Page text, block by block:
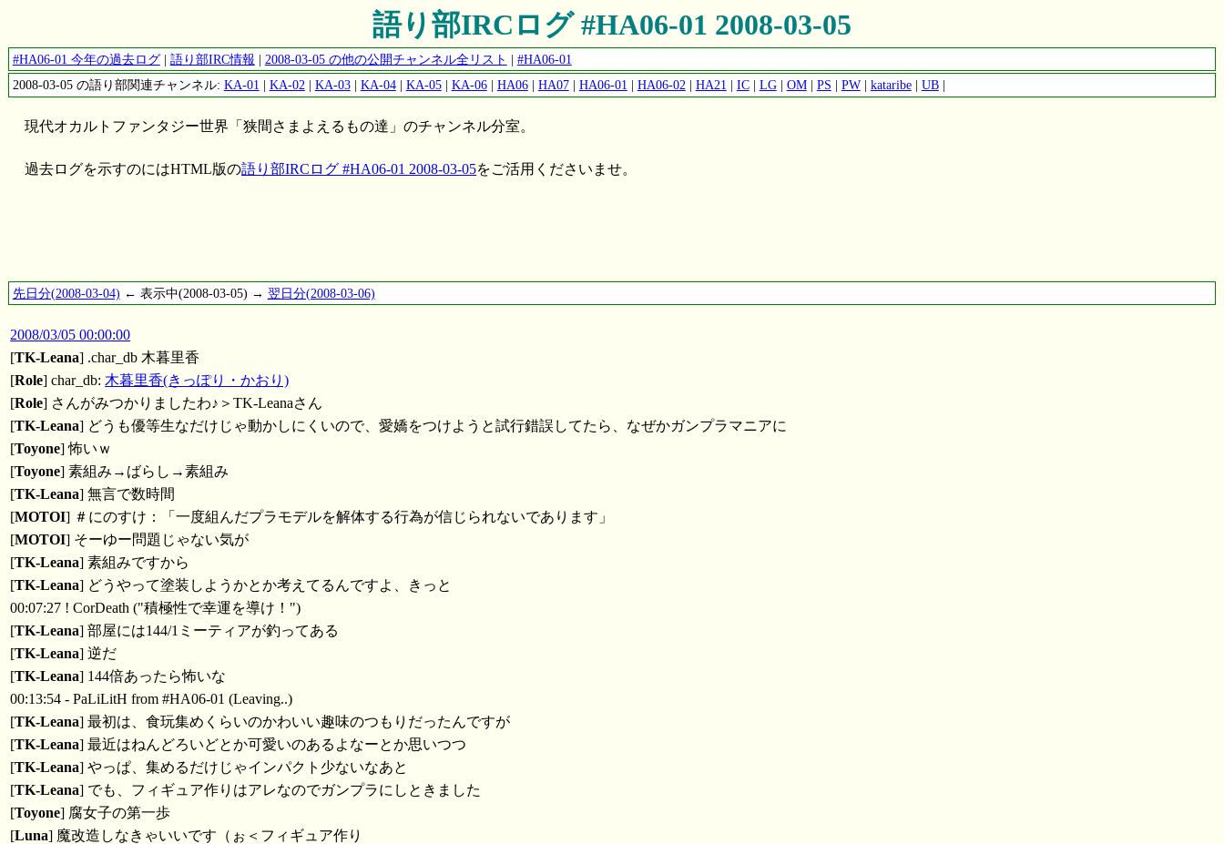
語り部IRCログ #HA06-01 2008-03-05
#HA06-01 今年の過去ログ| 語り部IRC情報 | 2008-03-05 の他の公開チャンネル全リスト | #HA06-01
2008-03-05 の語り部関連チャンネル: KA-01 | KA-02 | KA-03| KA-04| KA-05| KA-06| HA06| HA07| HA06-01 | HA06-02 | HA21 | IC| LG| OM| PS | PW| kataribe| UB|
現代オカルトファンタジー世界「狭間さまよえるもの達」のチャンネル分室。
過去ログを示すのにはHTML版の語り部IRCログ #HA06-01 2008-03-05をご活用くださいませ。
先日分(2008-03-04) ← 表示中(2008-03-05) → 翌日分(2008-03-06)
2008/03/05 00:00:00
[TK-Leana] .char_db 木暮里香
[Role] char_db: 木暮里香(きっぽり・かおり)
[Role] さんがみつかりましたわ♪＞TK-Leanaさん
[TK-Leana] どうも優等生なだけじゃ動かしにくいので、愛嬌をつけようと試行錯誤してたら、なぜかガンプラマニアに
[Toyone] 怖いｗ
[Toyone] 素組み→ばらし→素組み
[TK-Leana] 無言で数時間
[MOTOI] ＃にのすけ：「一度組んだプラモデルを解体する行為が信じられないであります」
[MOTOI] そーゆー問題じゃない気が
[TK-Leana] 素組みですから
[TK-Leana] どうやって塗装しようかとか考えてるんですよ、きっと
00:07:27 ! CorDeath ("積極性で幸運を導け！")
[TK-Leana] 部屋には144/1ミーティアが釣ってある
[TK-Leana] 逆だ
[TK-Leana] 144倍あったら怖いな
00:13:54 - PaLiLitH from #HA06-01 (Leaving..)
[TK-Leana] 最初は、食玩集めくらいのかわいい趣味のつもりだったんですが
[TK-Leana] 最近はねんどろいどとか可愛いのあるよなーとか思いつつ
[TK-Leana] やっぱ、集めるだけじゃインパクト少ないなあと
[TK-Leana] でも、フィギュア作りはアレなのでガンプラにしときました
[Toyone] 腐女子の第一歩
[Luna] 魔改造しなきゃいいです（ぉ＜フィギュア作り